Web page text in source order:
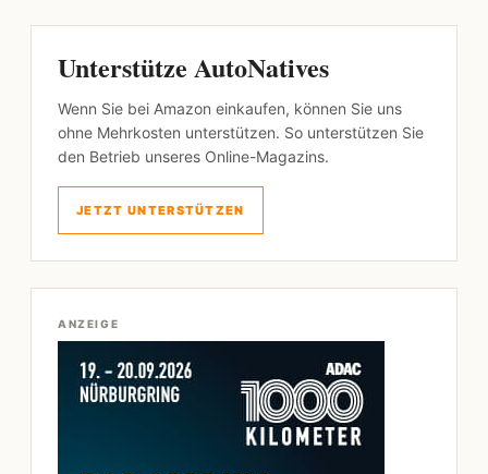
Unterstütze AutoNatives
Wenn Sie bei Amazon einkaufen, können Sie uns
ohne Mehrkosten unterstützen. So unterstützen Sie
den Betrieb unseres Online-Magazins.
JETZT UNTERSTÜTZEN
ANZEIGE